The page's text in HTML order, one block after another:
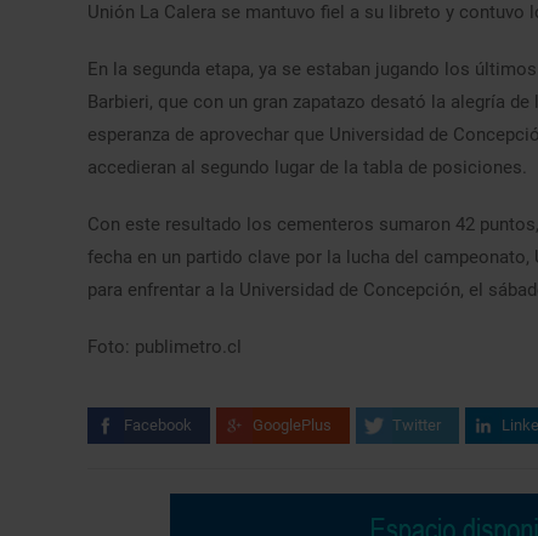
Unión La Calera se mantuvo fiel a su libreto y contuvo
En la segunda etapa, ya se estaban jugando los
Barbieri, que con un gran zapatazo desató la alegría
esperanza de aprovechar que Universidad de
accedieran al segundo lugar de la tabla de posiciones.
Con este resultado los cementeros sumaron 42
fecha en un partido clave por la lucha del
para enfrentar a la Universidad de Concepción, el
Foto: publimetro.cl
Facebook GooglePlus Twitter